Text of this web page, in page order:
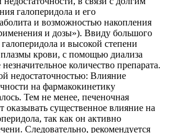
галоперидола и его
и возможностью накопления
и дозы»). Ввиду большого
и высокой степени
крови, с помощью диализа
количество препарата.
недостаточностью: Влияние
на фармакокинетику
Тем не менее, печеночная
оказывать существенное влияние на
так как он активно
Следовательно, рекомендуется